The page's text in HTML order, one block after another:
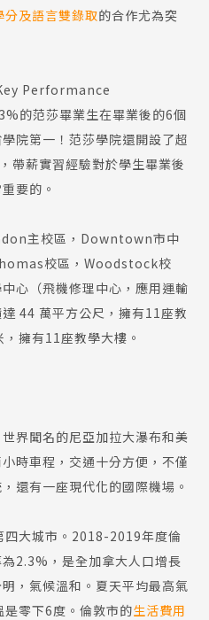
及語言雙錄取的合作尤為突
Performance
的范莎畢業生在畢業後的6個
院第一！范莎學院還開設了超
帶薪實習經驗對於學生畢業後
要的。
主校區，Downtown市中
校區，Woodstock校
心（飛機修理中心，應用運輸
44 萬平方公尺，擁有11座教
擁有11座教學大樓。
界聞名的尼亞加拉大瀑布和美
時車程，交通十分方便，不僅
還有一座現代化的國際機場。
四大城市。2018-2019年度倫
2.3%，是全加拿大人口增長
，氣候溫和。夏天平均最高氣
零下6度。倫敦市的生活費用